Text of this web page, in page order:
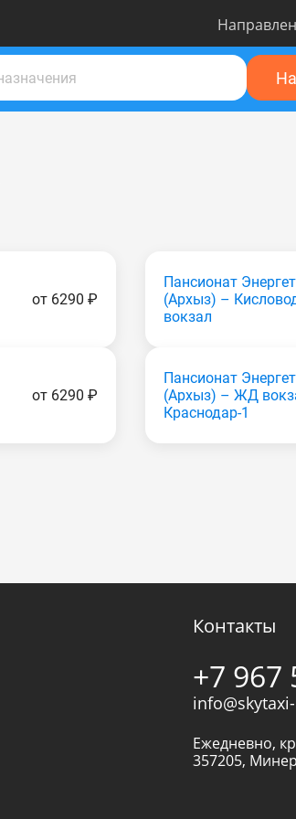
от 6290 ₽
Пансионат
(Apxыз) –
вокзал
от 6290 ₽
Пансионат
(Apxыз) – ЖД
Краснодар-1
Контакты
+7 967
Ежедневно,
357205,